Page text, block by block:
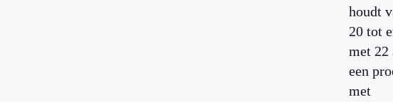
houdt
20 tot
met
een
met